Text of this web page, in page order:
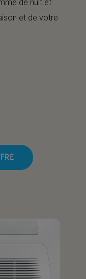
de nuit et
et de votre